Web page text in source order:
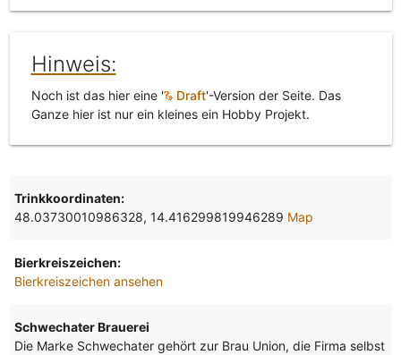
Hinweis:
Noch ist das hier eine ' Draft'-Version der Seite. Das
Ganze hier ist nur ein kleines ein Hobby Projekt.
Trinkkoordinaten:
48.03730010986328, 14.416299819946289 Map
Bierkreiszeichen:
Bierkreiszeichen ansehen
Schwechater Brauerei
Die Marke Schwechater gehört zur Brau Union, die Firma selbst